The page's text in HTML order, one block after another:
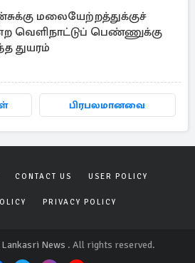
மலையேற்றத்துக்குச்
வெளிநாட்டுப் பெண்ணுக்கு
துயரம்
பிரபலமானவை
CONTACT US USER POLICY
PRIVACY POLICY
Lankasri News . All rights reserved.